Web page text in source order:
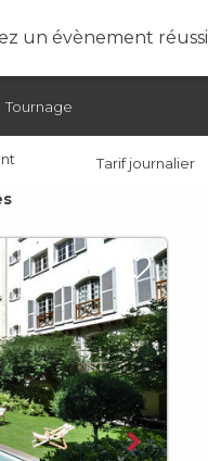
un évènement réussi
Tournage
Tarif journalier